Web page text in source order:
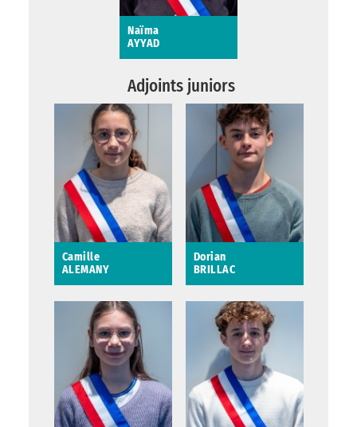
Naïma
AYYAD
Maire-Junior
Adjoints juniors
Camille
ALEMANY
Camille ALEMANY
Dorian
BRILLAC
Dorian BRILLAC